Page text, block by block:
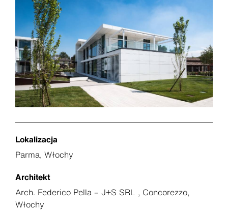
Lokalizacja
Parma, Włochy
Architekt
Arch. Federico Pella – J+S SRL , Concorezzo,
Włochy